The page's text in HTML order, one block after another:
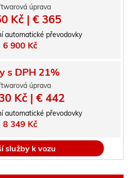
úprava
Kč | € 365
automatické převodovky
6 900 Kč
s DPH 21%
úprava
Kč | € 442
automatické převodovky
8 349 Kč
služby k vozu